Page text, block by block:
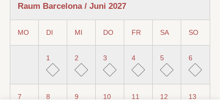
Raum Barcelona / Juni 2027
MO DI MI DO FR SA SO
1 2 3 4 5 6
7 8 9 10 11 12 13